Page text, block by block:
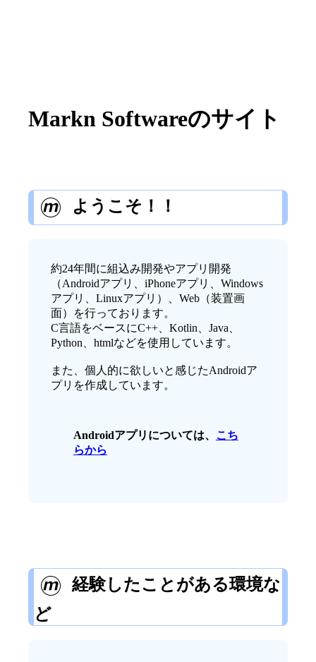
Markn Softwareのサイト
ようこそ！！
約24年間に組込み開発やアプリ開発
（Androidアプリ、iPhoneアプリ、Windows
アプリ、Linuxアプリ）、Web（装置画
面）を行っております。
C言語をベースにC++、Kotlin、Java、
Python、htmlなどを使用しています。
また、個人的に欲しいと感じたAndroidア
プリを作成しています。
Androidアプリについては、 こち
らから
経験したことがある環境な
ど